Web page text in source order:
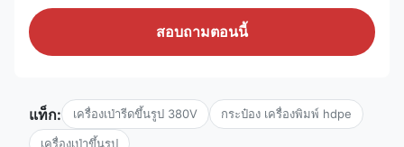
สอบถามตอนนี้
แท็ก: เครื่องเป่ารีดขึ้นรูป 380V กระป๋อง เครื่องพิมพ์ hdpe
เครื่องเป่าขึ้นรูป